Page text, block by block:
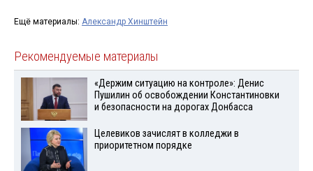
Ещё материалы: Александр Хинштейн
Рекомендуемые материалы
«Держим ситуацию на контроле»: Денис
Пушилин об освобождении Константиновки
и безопасности на дорогах Донбасса
Целевиков зачислят в колледжи в
приоритетном порядке